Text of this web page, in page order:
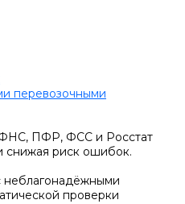
перевозочными
ФНС, ПФР, ФСС и Росстат
снижая риск ошибок.
неблагонадёжными
проверки